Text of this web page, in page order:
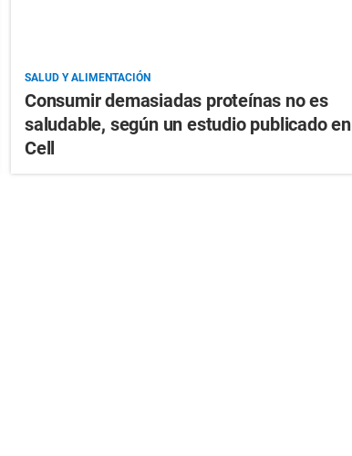
SALUD Y ALIMENTACIÓN
Consumir demasiadas proteínas no es
saludable, según un estudio publicado en
Cell